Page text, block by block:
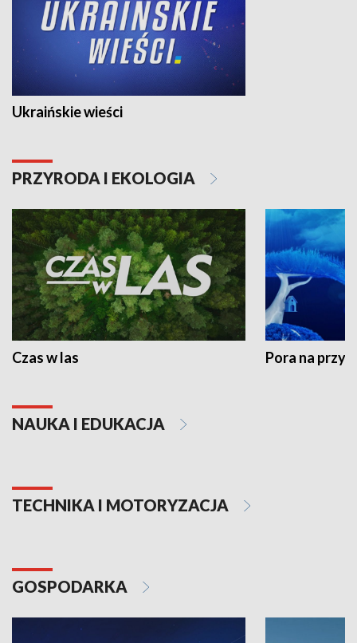
Ukraińskie wieści
PRZYRODA I EKOLOGIA
Czas w las Pora na
NAUKA I EDUKACJA
TECHNIKA I MOTORYZACJA
GOSPODARKA